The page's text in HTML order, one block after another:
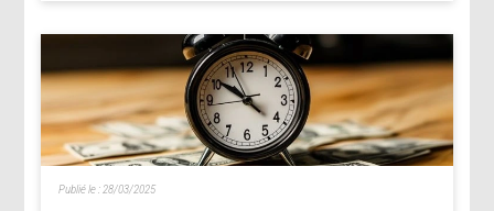
Publié le : 28/03/2025